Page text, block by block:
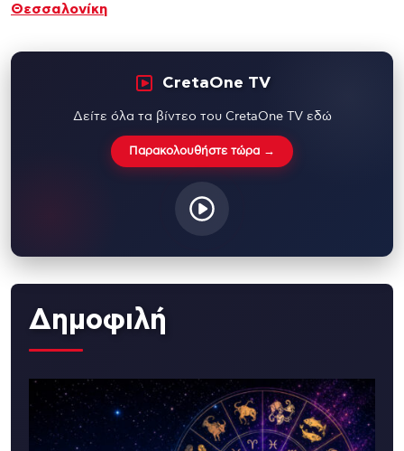
Θεσσαλονίκη
CretaOne TV
Δείτε όλα τα βίντεο του CretaOne TV εδώ
Παρακολουθήστε τώρα →
Δημοφιλή